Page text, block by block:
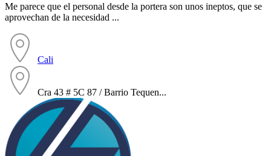
Me parece que el personal desde la portera son unos ineptos, que se
aprovechan de la necesidad ...
Cali
Cra 43 # 5C 87 / Barrio Tequen...